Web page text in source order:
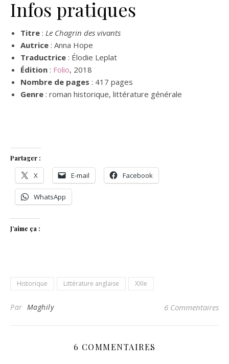
Infos pratiques
Titre : Le Chagrin des vivants
Autrice : Anna Hope
Traductrice : Élodie Leplat
Édition : Folio, 2018
Nombre de pages : 417 pages
Genre : roman historique, littérature générale
Partager :
X E-mail Facebook
WhatsApp
J’aime ça :
Historique Littérature anglaise XXIe
Par Maghily 6 Commentaires
6 COMMENTAIRES